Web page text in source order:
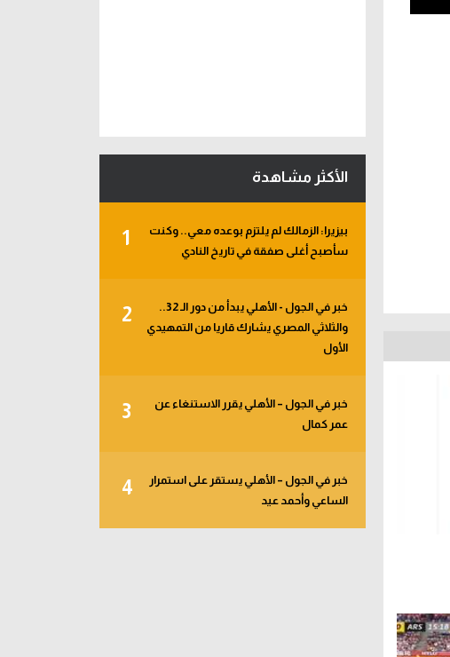
الأكثر مشاهدة
1
بيزيرا: الزمالك لم يلتزم بوعده معي.. وكنت
سأصبح أغلى صفقة في تاريخ النادي
2
خبر في الجول - الأهلي يبدأ من دور الـ 32..
والثلاثي المصري يشارك قاريا من التمهيدي
الأول
3
خبر في الجول – الأهلي يقرر الاستنغاء عن
عمر كمال
4
خبر في الجول – الأهلي يستقر على استمرار
الساعي وأحمد عيد